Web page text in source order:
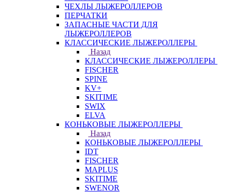
ЧЕХЛЫ ЛЫЖЕРОЛЛЕРОВ
ПЕРЧАТКИ
ЗАПАСНЫЕ ЧАСТИ ДЛЯ
ЛЫЖЕРОЛЛЕРОВ
КЛАССИЧЕСКИЕ ЛЫЖЕРОЛЛЕРЫ
Назад
КЛАССИЧЕСКИЕ ЛЫЖЕРОЛЛЕРЫ
FISCHER
SPINE
KV+
SKITIME
SWIX
ELVA
КОНЬКОВЫЕ ЛЫЖЕРОЛЛЕРЫ
Назад
КОНЬКОВЫЕ ЛЫЖЕРОЛЛЕРЫ
IDT
FISCHER
MAPLUS
SKITIME
SWENOR